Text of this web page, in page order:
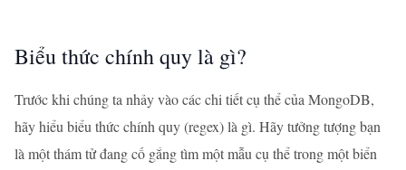
Biểu thức chính quy là gì?
Trước khi chúng ta nhảy vào các chi tiết cụ thể của MongoDB,
hãy hiểu biểu thức chính quy (regex) là gì. Hãy tưởng tượng bạn
là một thám tử đang cố gắng tìm một mẫu cụ thể trong một biển